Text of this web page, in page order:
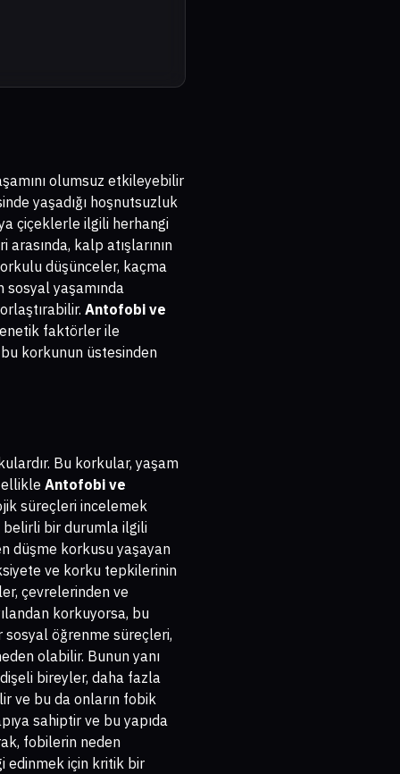
olumsuz etkileyebilir
yaşadığı hoşnutsuzluk
çiçeklerle ilgili herhangi
kalp atışlarının
düşünceler, kaçma
sosyal yaşamında
Antofobi ve
faktörler ile
korkunun üstesinden
Bu korkular, yaşam
Antofobi ve
süreçleri incelemek
belirli bir durumla ilgili
düşme korkusu yaşayan
ve korku tepkilerinin
çevrelerinden ve
korkuyorsa, bu
sosyal öğrenme süreçleri,
olabilir. Bunun yanı
bireyler, daha fazla
ve bu da onların fobik
sahiptir ve bu yapıda
fobilerin neden
edinmek için kritik bir